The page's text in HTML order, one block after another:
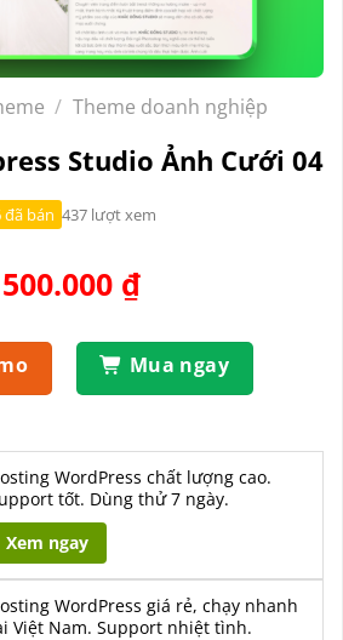
/ Theme doanh nghiệp
Studio Ảnh Cưới 04
đã bán 437 lượt xem
Giá
là:
1.000.000 ₫.
500.000 ₫Giá
tại
là:
Mua ngay
WordPress chất lượng cao.
tốt. Dùng thử 7 ngày.
Xem ngay
WordPress giá rẻ, chạy nhanh
Việt Nam. Support nhiệt tình.